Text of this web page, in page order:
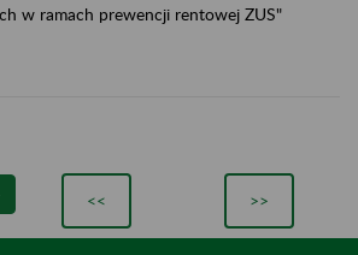
w ramach prewencji rentowej ZUS"
<< >>